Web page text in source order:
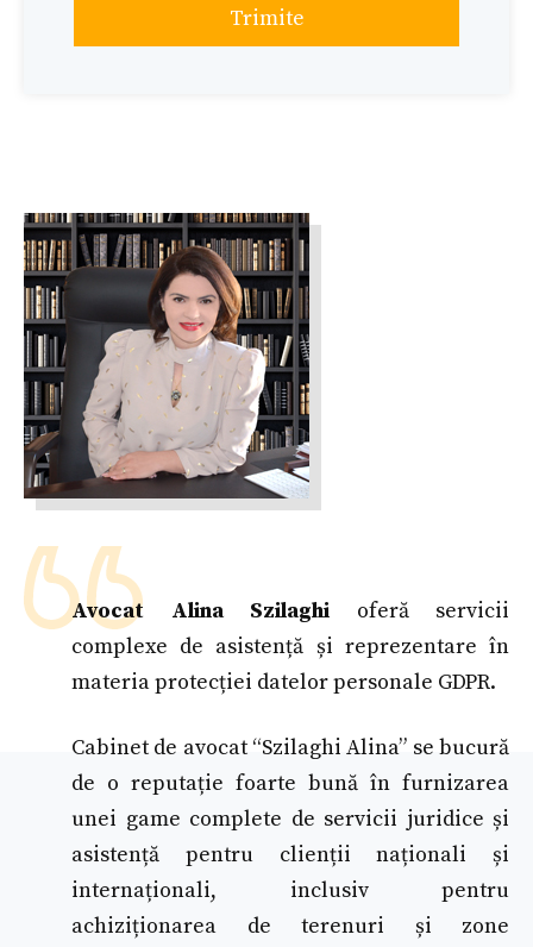
Trimite
Avocat Alina Szilaghi oferă servicii
complexe de asistență și reprezentare în
materia protecției datelor personale GDPR.
Cabinet de avocat “Szilaghi Alina” se bucură
de o reputație foarte bună în furnizarea
unei game complete de servicii juridice și
asistență pentru clienții naționali și
internaționali, inclusiv pentru
achiziționarea de terenuri și zone